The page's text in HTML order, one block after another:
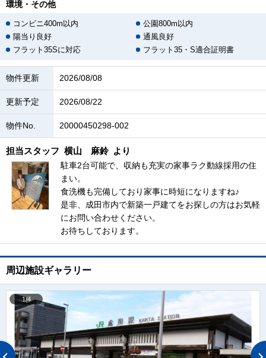
環境・その他
コンビニ400m以内
公園800m以内
陽当り良好
通風良好
フラット35Sに対応
フラット35・S適合証明書
物件更新 2026/08/08
更新予定 2026/08/22
物件No. 20000450298-002
担当スタッフ 横山 麻鈴 より
駐車2台可能で、収納も充実の家事ラク動線採用の住
まい。
食洗機も完備しており家事に時短になりますね♪
是非、成田市内で新築一戸建てをお探しの方はお気軽
にお問い合わせください。
お待ちしております。
周辺施設ギャラリー
1/4